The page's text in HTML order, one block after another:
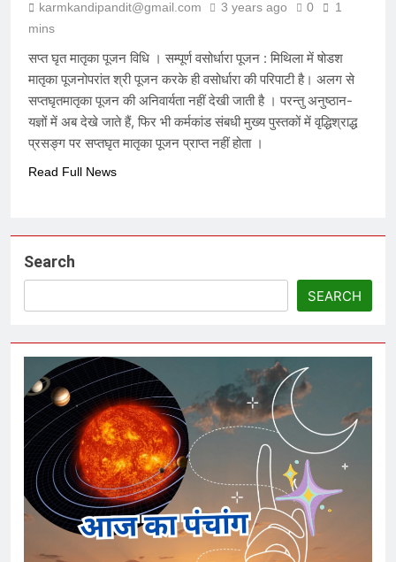
6 Months Ago
विकास की वेदी पर अस्तित्व की आहुति: क्या
२०४७ का भारत केवल एक जलता हुआ खंडहर
होगा?
7 Months Ago
पर घनघोर प्रहार
हम संविधान के लिये नहीं बने हैं, संविधान हमारे
लिये है – संविधान हमारा निर्माता नहीं, निर्मित
संविदा है
7 Months Ago
संविधान, लोकतंत्र, स्वतंत्रता, समानता का
अनर्थ – रसातल जाता समाज
7 Months Ago
karmkandipandit@gmail.com 3 years ago 0
1
mins
सप्त घृत मातृका पूजन विधि । सम्पूर्ण वसोर्धारा पूजन : मिथिला में षोडश
मातृका पूजनोपरांत श्री पूजन करके ही वसोर्धारा की परिपाटी है। अलग से
सप्तघृतमातृका पूजन की अनिवार्यता नहीं देखी जाती है । परन्तु अनुष्ठान-
यज्ञों में अब देखे जाते हैं, फिर भी कर्मकांड संबधी मुख्य पुस्तकों में वृद्धिश्राद्ध
प्रसङ्ग पर सप्तघृत मातृका पूजन प्राप्त नहीं होता ।
Read Full News
Search
SEARCH